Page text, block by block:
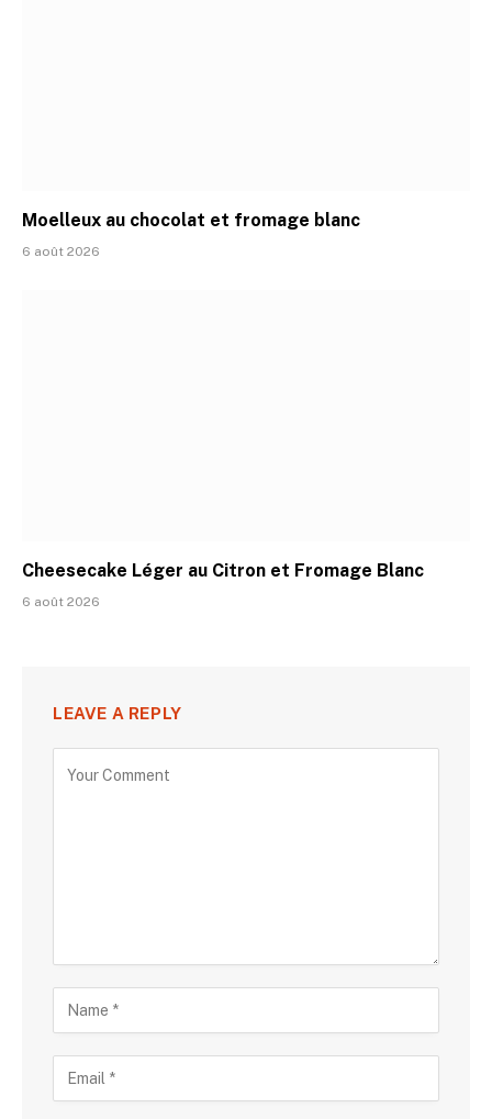
Moelleux au chocolat et fromage blanc
6 août 2026
Cheesecake Léger au Citron et Fromage Blanc
6 août 2026
LEAVE A REPLY